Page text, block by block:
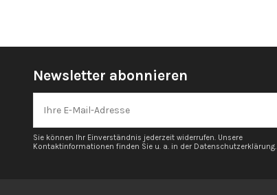
Newsletter abonnieren
Sie können Ihr Einverständnis jederzeit widerrufen. Unsere
Kontaktinformationen finden Sie u. a. in der Datenschutzerklärung.